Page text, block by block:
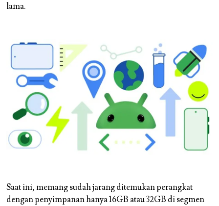
lama.
Saat ini, memang sudah jarang ditemukan perangkat
dengan penyimpanan hanya 16GB atau 32GB di segmen